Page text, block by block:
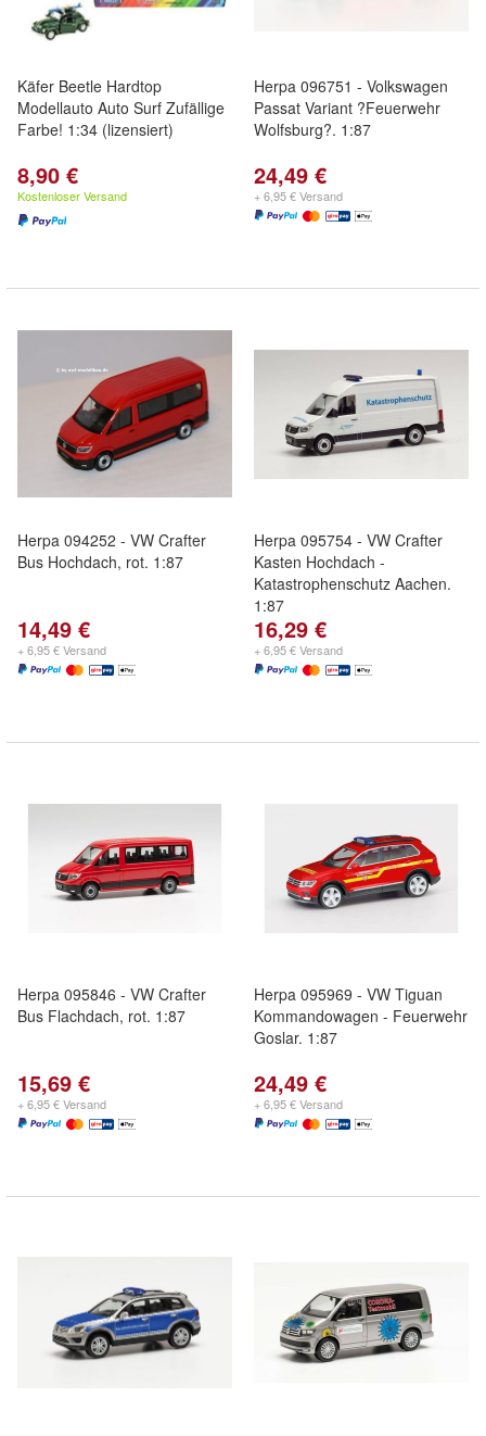
Käfer Beetle Hardtop
Modellauto Auto Surf Zufällige
Farbe! 1:34 (lizensiert)
8,90 €
Kostenloser Versand
Herpa 096751 - Volkswagen
Passat Variant ?Feuerwehr
Wolfsburg?. 1:87
24,49 €
+ 6,95 € Versand
Herpa 094252 - VW Crafter
Bus Hochdach, rot. 1:87
14,49 €
+ 6,95 € Versand
Herpa 095754 - VW Crafter
Kasten Hochdach -
Katastrophenschutz Aachen.
1:87
16,29 €
+ 6,95 € Versand
Herpa 095846 - VW Crafter
Bus Flachdach, rot. 1:87
15,69 €
+ 6,95 € Versand
Herpa 095969 - VW Tiguan
Kommandowagen - Feuerwehr
Goslar. 1:87
24,49 €
+ 6,95 € Versand